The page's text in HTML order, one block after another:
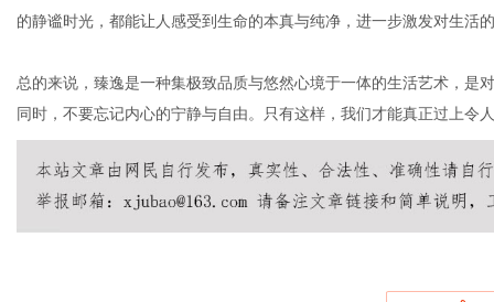
的静谧时光，都能让人感受到生命的本真与纯净，进一步激发对生活
总的来说，臻逸是一种集极致品质与悠然心境于一体的生活艺术，是
同时，不要忘记内心的宁静与自由。只有这样，我们才能真正过上令